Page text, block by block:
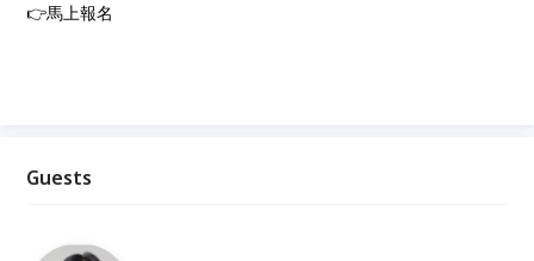
👉馬上報名
Guests